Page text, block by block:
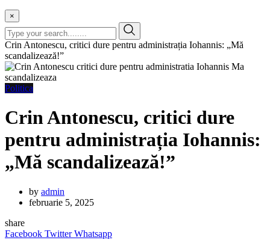
×
Crin Antonescu, critici dure pentru administrația Iohannis: „Mă
scandalizează!”
Politica
Crin Antonescu, critici dure
pentru administrația Iohannis:
„Mă scandalizează!”
by admin
februarie 5, 2025
share
Facebook Twitter Whatsapp